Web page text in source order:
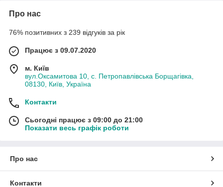
Про нас
76% позитивних з 239 відгуків за рік
Працює з 09.07.2020
м. Київ
вул.Оксамитова 10, с. Петропавлівська Борщагівка,
08130, Київ, Україна
Контакти
Сьогодні працює з 09:00 до 21:00
Показати весь графік роботи
Про нас
Контакти